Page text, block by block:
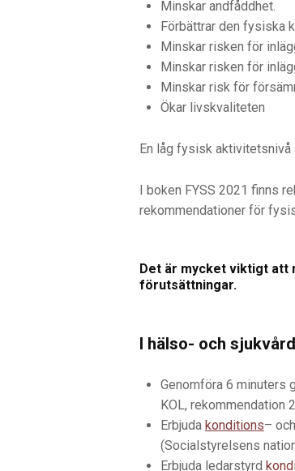
Minskar andfåddhet.
Förbättrar den fysiska
Minskar risken för
Minskar risken för
Minskar risk för
Ökar livskvaliteten
En låg fysisk aktivitetsnivå
I boken FYSS 2021 finns
rekommendationer för
Det är mycket viktigt att
förutsättningar.
I hälso- och
Genomföra 6 minuters
KOL, rekommendation
Erbjuda konditions– och
(Socialstyrelsens
Erbjuda ledarstyrd